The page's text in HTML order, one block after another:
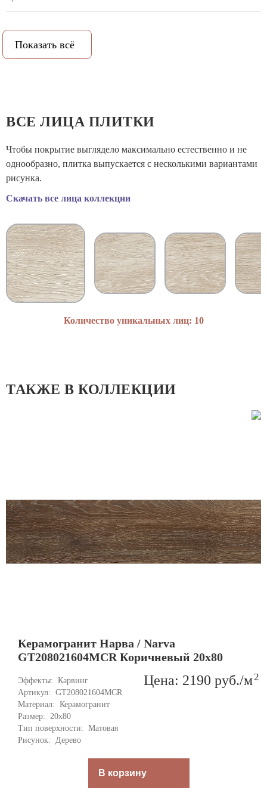
PEI (степень истираемости):
Вес коробки:
Объем коробки:0.0155
Назначение:Универсальная, Для ванной, Для пола, Для
улицы, Для кухни
Показать всё
ВСЕ ЛИЦА ПЛИТКИ
Чтобы покрытие выглядело максимально естественно и не
однообразно, плитка выпускается с несколькими вариантами
рисунка.
Скачать все лица коллекции
Количество уникальных лиц: 10
ТАКЖЕ В КОЛЛЕКЦИИ
Керамогранит Нарва / Narva
GT208021604MСR Коричневый 20x80
Эффекты: Карвинг
Артикул: GT208021604MСR
Материал: Керамогранит
Размер: 20x80
Тип поверхности: Матовая
Рисунок: Дерево
Цена: 2190 руб./м2
В корзину